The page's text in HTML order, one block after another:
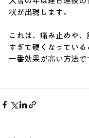
状が出現します。
これは、痛み止めや
すぎて硬くなってい
一番効果が高い方法で